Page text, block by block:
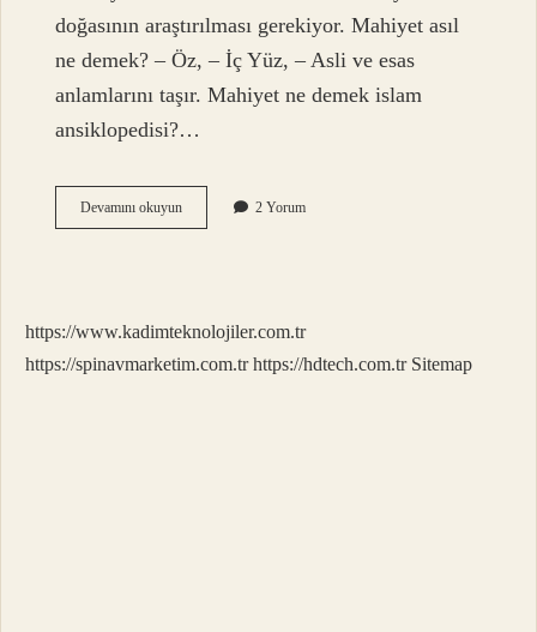
doğasının araştırılması gerekiyor. Mahiyet asıl
ne demek? – Öz, – İç Yüz, – Asli ve esas
anlamlarını taşır. Mahiyet ne demek islam
ansiklopedisi?…
Devamını okuyunMahiyet
Ne
2 Yorum
https://www.kadimteknolojiler.com.tr
https://spinavmarketim.com.tr https://hdtech.com.tr Sitemap